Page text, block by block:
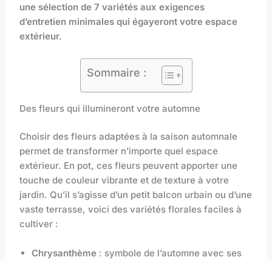
une sélection de 7 variétés aux exigences
d’entretien minimales qui égayeront votre espace
extérieur.
Sommaire :
Des fleurs qui illumineront votre automne
Choisir des fleurs adaptées à la saison automnale
permet de transformer n’importe quel espace
extérieur. En pot, ces fleurs peuvent apporter une
touche de couleur vibrante et de texture à votre
jardin. Qu’il s’agisse d’un petit balcon urbain ou d’une
vaste terrasse, voici des variétés florales faciles à
cultiver :
Chrysanthème : symbole de l’automne avec ses